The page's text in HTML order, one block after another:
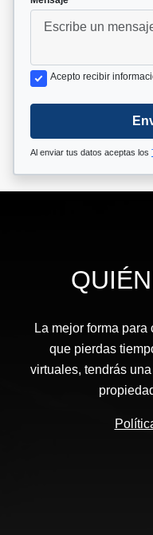
Acepto recibir
Al enviar tus datos aceptas los
La mejor forma para
que pierdas
virtuales, tendrás